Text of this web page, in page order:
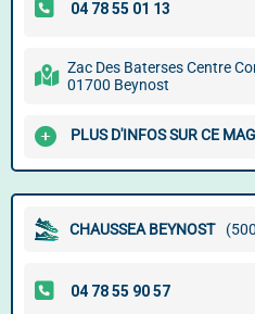
Zac Des Baterses Centre
01700 Beynost
PLUS D'INFOS SUR CE
CHAUSSEA BEYNOST